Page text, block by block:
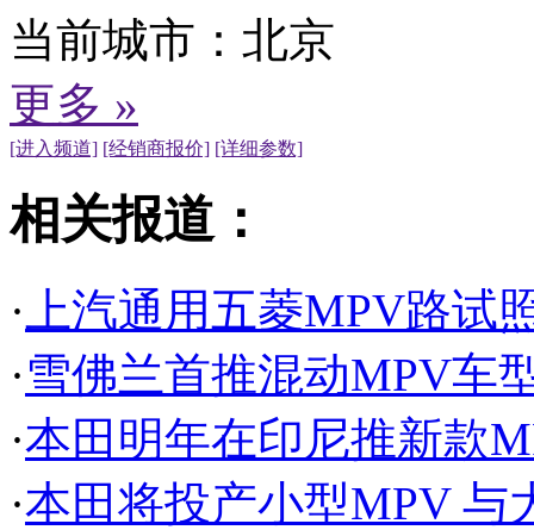
当前城市： 北京
更多 »
[进入频道] [经销商报价] [详细参数]
相关报道：
· 上汽通用五菱MPV路试
·雪佛兰首推混动MPV车
·本田明年在印尼推新款
·本田将投产小型MPV 与